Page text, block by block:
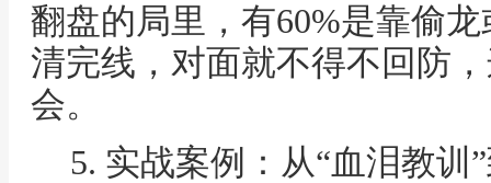
翻盘的局里，有60%是靠偷
清完线，对面就不得不回防
会。
5. 实战案例：从“血泪教训